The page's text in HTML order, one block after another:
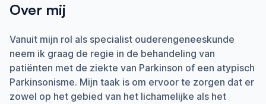
Over mij
Vanuit mijn rol als specialist ouderengeneeskunde
neem ik graag de regie in de behandeling van
patiënten met de ziekte van Parkinson of een atypisch
Parkinsonisme. Mijn taak is om ervoor te zorgen dat er
zowel op het gebied van het lichamelijke als het